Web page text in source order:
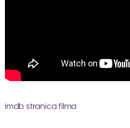
imdb stranica filma